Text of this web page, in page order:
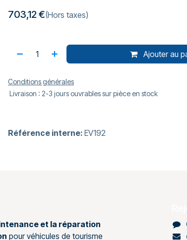
703,12€(Hors taxes)
Ajouter au
Conditions générales
Livraison : 2-3 jours ouvrables sur pièce en stock
Référence interne: EV192
et la réparation
pour véhicules de tourisme